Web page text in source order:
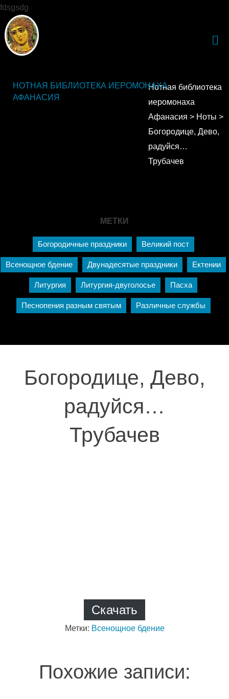
fdsgsdg
НОТНАЯ БИБЛИОТЕКА ИЕРОМОНАХА
АФАНАСИЯ
Нотная библиотека
иеромонаха
Афанасия > Ноты >
Богородице, Дево,
радуйся…
Трубачев
МЕТКИ
Богородичные праздники Великий пост
Всенощное бдение Двунадесятые праздники Ектении
Литургия Литургия-двуголосье Пасха
Песнопения разным святым Различные службы
Богородице, Дево,
радуйся…
Трубачев
Скачать
Метки: Всенощное бдение
Похожие записи: